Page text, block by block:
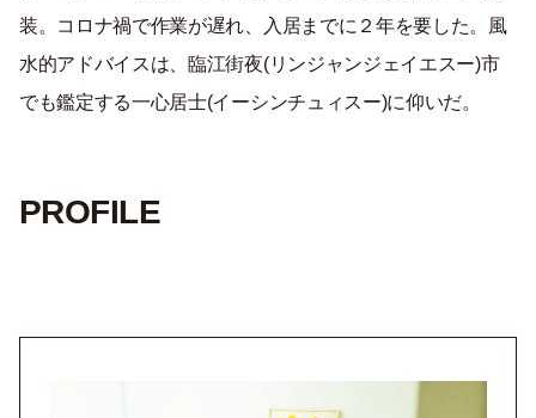
装。コロナ禍で作業が遅れ、入居までに２年を要した。風
水的アドバイスは、臨江街夜(リンジャンジェイエスー)市
でも鑑定する一心居士(イーシンチュィスー)に仰いだ。
PROFILE